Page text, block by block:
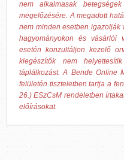
nem alkalmasak
megelőzésére. A megadott
nem minden esetben igazolják
hagyományokon és vásárlói
esetén konzultáljon kezelő
kiegészítők nem
táplálkozást. A Bende Online
felületén tiszteletben tartja a
26.) ESzCsM rendeletben
előírásokat.